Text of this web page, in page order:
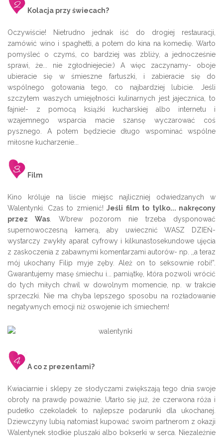
Kolacja przy świecach?
Oczywiście! Nietrudno jednak iść do drogiej restauracji,
zamówić wino i spaghetti, a potem do kina na komedię. Warto
pomyśleć o czymś, co bardziej was zbliży, a jednocześnie
sprawi, że... nie zgłodniejecie:) A więc zaczynamy- oboje
ubieracie się w śmieszne fartuszki, i zabieracie się do
wspólnego gotowania tego, co najbardziej lubicie. Jeśli
szczytem waszych umiejętności kulinarnych jest jajecznica, to
fajnie!- z pomocą książki kucharskiej albo internetu i
wzajemnego wsparcia macie szansę wyczarować coś
pysznego. A potem będziecie długo wspominać wspólne
miłosne kucharzenie...
Film
Kino króluje na liście miejsc najliczniej odwiedzanych w
Walentynki. Czas to zmienić! Jeśli film to tylko... nakręcony
przez Was . Wbrew pozorom nie trzeba dysponować
supernowoczesną kamerą, aby uwiecznić WASZ DZIEŃ-
wystarczy zwykły aparat cyfrowy i kilkunastosekundowe ujęcia
z zaskoczenia z zabawnymi komentarzami autorów- np. ,,a teraz
mój ukochany Filip myje zęby. Ależ on to seksownie robi!”.
Gwarantujemy masę śmiechu i... pamiątkę, która pozwoli wrócić
do tych miłych chwil w dowolnym momencie, np. w trakcie
sprzeczki. Nie ma chyba lepszego sposobu na rozładowanie
negatywnych emocji niż oswojenie ich śmiechem!
A co z prezentami?
Kwiaciarnie i sklepy ze słodyczami zwiększają tego dnia swoje
obroty na prawdę poważnie. Utarło się już, że czerwona róża i
pudełko czekoladek to najlepsze podarunki dla ukochanej.
Dziewczyny lubią natomiast kupować swoim partnerom z okazji
Walentynek słodkie pluszaki albo bokserki w serca. Niezależnie